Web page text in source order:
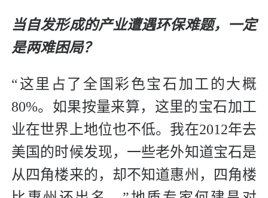
当自发形成的产业遭遇环保难题，
一定
是两难困局？
“这里占了全国彩色宝石加工的大概
80%。如果按量来算，这里的宝石加工
业在世界上地位也不低。我在2012年去
美国的时候发现，一些老外知道宝石是
从四角楼来的，却不知道惠州，四角楼